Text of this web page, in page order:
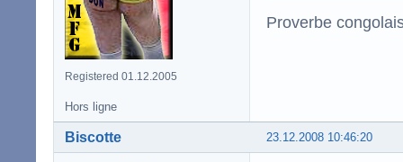
Registered 01.12.2005
Proverbe
Hors ligne
23.12.2008 10:46:20
Biscotte